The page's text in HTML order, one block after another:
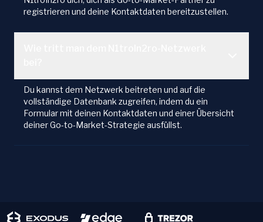
registrieren und deine Kontaktdaten bereitzustellen.
Du kannst dem Netzwerk beitreten und auf die
vollständige Datenbank zugreifen, indem du ein
Formular mit deinen Kontaktdaten und einer Übersicht
deiner Go-to-Market-Strategie ausfüllst.